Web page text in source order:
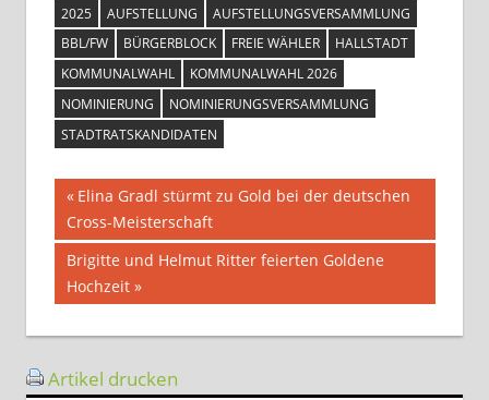
2025 AUFSTELLUNG
AUFSTELLUNGSVERSAMMLUNG
BBL/FW
BÜRGERBLOCK FREIE WÄHLER
HALLSTADT
KOMMUNALWAHL
KOMMUNALWAHL 2026
NOMINIERUNG
NOMINIERUNGSVERSAMMLUNG
STADTRATSKANDIDATEN
Beitragsnavigation
Vorheriger
Beitrag:
Elina Gradl stürmt zu Gold bei der deutschen
Cross-Meisterschaft
Nächster
Beitrag:
Brigitte und Helmut Ritter feierten Goldene
Hochzeit
Artikel drucken